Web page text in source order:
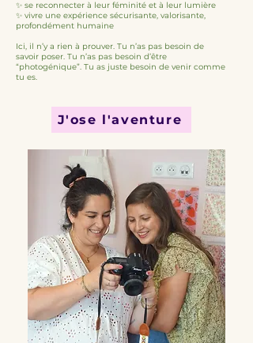
✨ se reconnecter à leur féminité et à leur lumière
✨ vivre une expérience sécurisante, valorisante,
profondément humaine
Ici, il n’y a rien à prouver. Tu n’as pas besoin de
savoir poser. Tu n’as pas besoin d’être
“photogénique”. Tu as juste besoin de venir comme
tu es.
J'ose l'aventure